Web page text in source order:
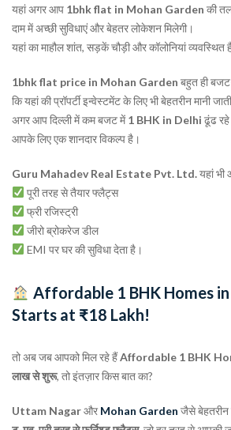
यहां अगर आप 1bhk flat in Mohan Garden की
दाम में अच्छी सुविधाएं और बेहतर लोकेशन मिलेगी।
यहां का माहौल शांत, सड़कें चौड़ी और कॉलोनियां व्यवस्थित
1bhk flat price in Mohan Garden बहुत ही
कि यहां की प्रॉपर्टी इन्वेस्टमेंट के लिए भी बेहतरीन मानी
अगर आप दिल्ली में कम बजट में1 BHK in Delhi ढूंढ
आपके लिए एक शानदार विकल्प है।
Guru Mahadev Real Estate Pvt. Ltd.यहां
पूरी तरह से तैयार फ्लैट्स
फ्री रजिस्ट्री
जीरो ब्रोकरेज डील
EMI पर घर की सुविधा देता है।
Affordable 1 BHK Homes
Starts at ₹18 Lakh!
तो अब जब आपको मिल रहे हैंAffordable 1 BHK
लाख से शुरू, तो इंतज़ार किस बात का?
Uttam Nagarऔर Mohan Garden जैसे बेहतरीन